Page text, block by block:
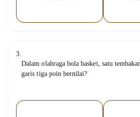
3.
Dalam olahraga bola basket, satu
garis tiga poin bernilai?